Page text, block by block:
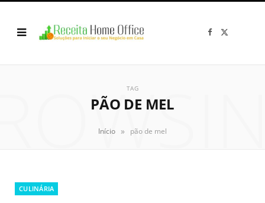
F
TAG
PÃO DE MEL
Início » pão de mel
CULINÁRIA